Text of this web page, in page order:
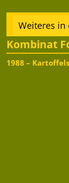
Weiteres in
Kombinat
1988 –